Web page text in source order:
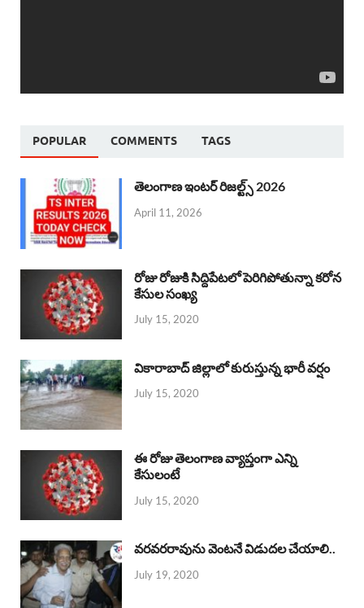
POPULAR COMMENTS TAGS
తెలంగాణ ఇంటర్ రిజల్ట్స్ 2026
April 11, 2026
రోజు రోజుకి సిద్దిపేటలో పెరిగిపోతున్నా కరోన
కేసుల సంఖ్య
July 15, 2020
వికారాబాద్ జిల్లాలో కురుస్తున్న భారీ వర్షం
July 15, 2020
ఈ రోజు తెలంగాణ వ్యాప్తంగా ఎన్ని
కేసులంటే
July 15, 2020
వరవరరావును వెంటనే విడుదల చేయాలి..
July 19, 2020